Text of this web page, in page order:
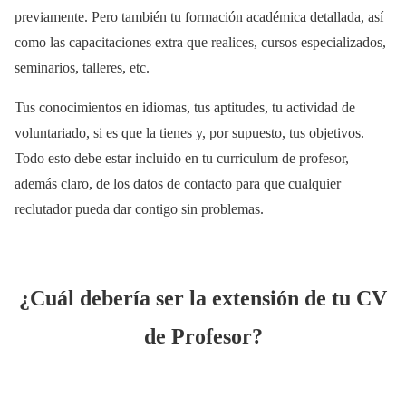
previamente. Pero también tu formación académica detallada, así
como las capacitaciones extra que realices, cursos especializados,
seminarios, talleres, etc.
Tus conocimientos en idiomas, tus aptitudes, tu actividad de
voluntariado, si es que la tienes y, por supuesto, tus objetivos.
Todo esto debe estar incluido en tu curriculum de profesor,
además claro, de los datos de contacto para que cualquier
reclutador pueda dar contigo sin problemas.
¿Cuál debería ser la extensión de tu CV
de Profesor?